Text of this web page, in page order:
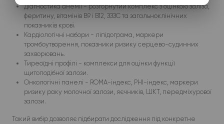
Діагностика анемії - розгорнутий комплекс з оцінкою заліза,
феритину, вітамінів B9 і B12, ЗЗЗС та загальноклінічних
показників крові.
Кардіологічні набори - ліпідограма, маркери
тромбоутворення, показники ризику серцево-судинних
захворювань.
Тиреоїдні профілі - комплекси для оцінки функції
щитоподібної залози.
Онкологічні панелі - ROMA-індекс, PHI-індекс, маркери
ризику раку молочної залози, яєчників, ШКТ, передміхурової
залози.
Такий вибір дозволяє підбирати дослідження під конкретне